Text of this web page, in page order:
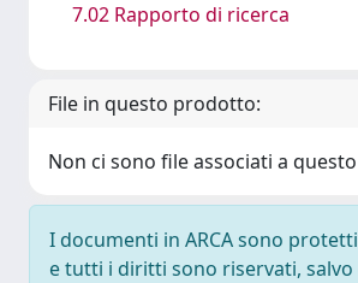
7.02 Rapporto di ricerca
File in questo prodotto:
Non ci sono file associati a
I documenti in ARCA sono
e tutti i diritti sono riservati, salvo